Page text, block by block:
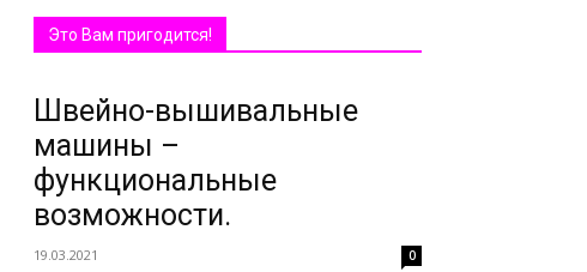
Это Вам пригодится!
Швейно-вышивальные
машины –
функциональные
возможности.
19.03.2021 0